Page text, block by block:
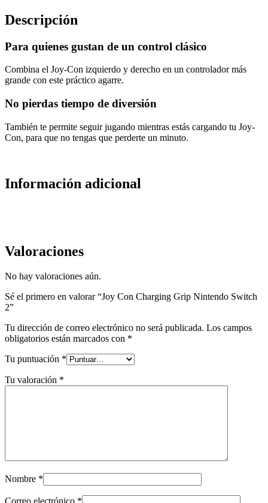
Descripción
Para quienes gustan de un control clásico
Combina el Joy-Con izquierdo y derecho en un controlador más
grande con este práctico agarre.
No pierdas tiempo de diversión
También te permite seguir jugando mientras estás cargando tu Joy-
Con, para que no tengas que perderte un minuto.
Información adicional
Valoraciones
No hay valoraciones aún.
Sé el primero en valorar “Joy Con Charging Grip Nintendo Switch
2”
Tu dirección de correo electrónico no será publicada. Los campos
obligatorios están marcados con *
Tu puntuación *
Tu valoración *
Nombre *